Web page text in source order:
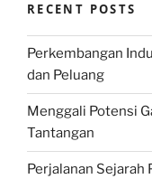
RECENT POSTS
Perkembangan
dan Peluang
Menggali Potensi
Tantangan
Perjalanan Sejarah